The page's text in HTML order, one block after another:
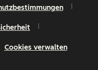
Cookies verwalten